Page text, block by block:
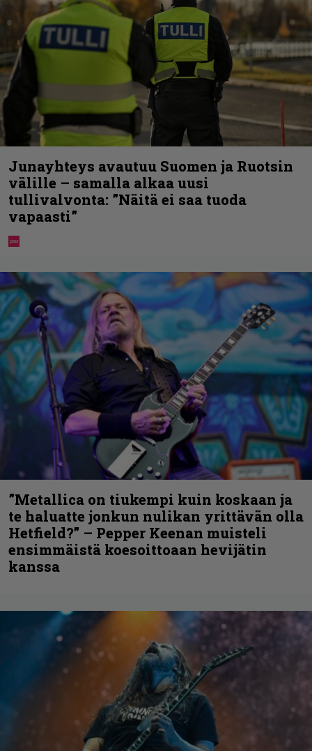
Junayhteys avautuu Suomen ja Ruotsin
välille – samalla alkaa uusi
tullivalvonta: ”Näitä ei saa tuoda
vapaasti”
”Metallica on tiukempi kuin koskaan ja
te haluatte jonkun nulikan yrittävän olla
Hetfield?” – Pepper Keenan muisteli
ensimmäistä koesoittoaan hevijätin
kanssa